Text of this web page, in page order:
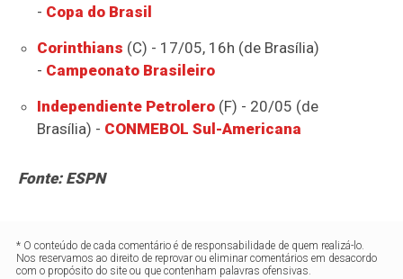
- Copa do Brasil
Corinthians (C) - 17/05, 16h (de Brasília)
- Campeonato Brasileiro
Independiente Petrolero(F) - 20/05 (de
Brasília) - CONMEBOL Sul-Americana
Fonte: ESPN
* O conteúdo de cada comentário é de responsabilidade de quem realizá-lo.
Nos reservamos ao direito de reprovar ou eliminar comentários em desacordo
com o propósito do site ou que contenham palavras ofensivas.